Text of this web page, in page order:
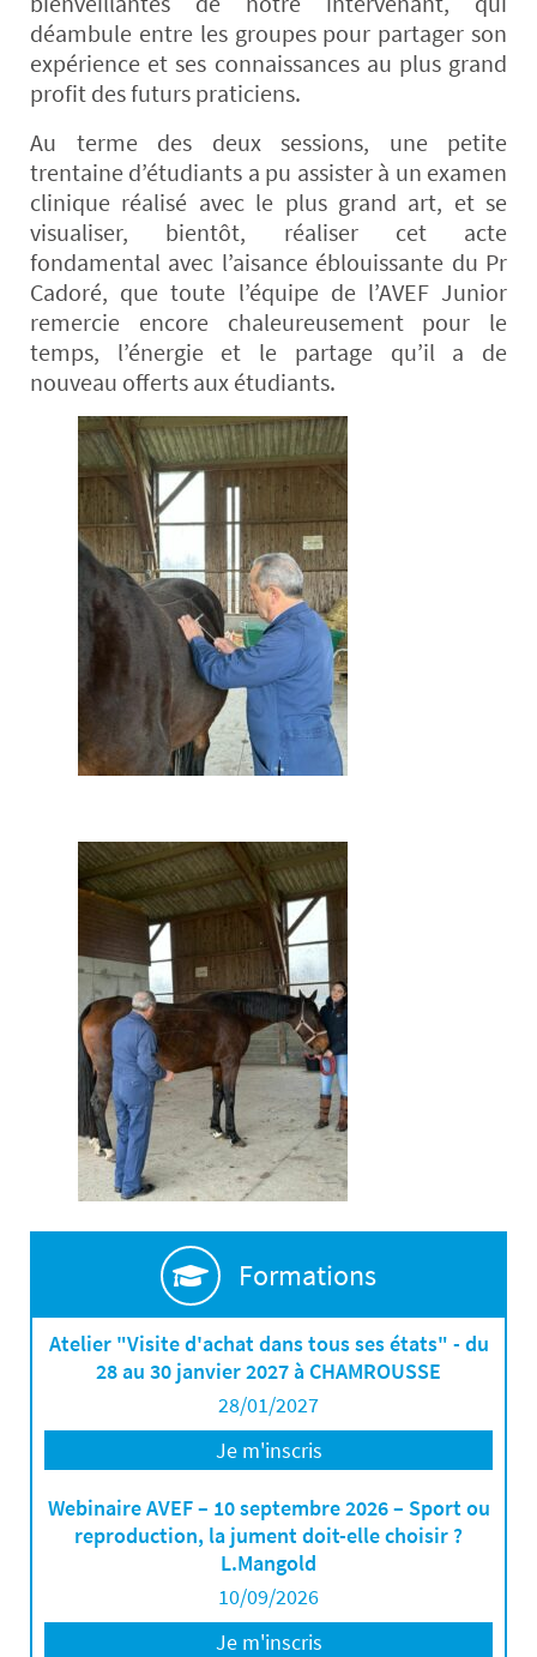
déambule entre les groupes pour partager son
expérience et ses connaissances au plus grand
profit des futurs praticiens.
Au terme des deux sessions, une petite
trentaine d’étudiants a pu assister à un examen
clinique réalisé avec le plus grand art, et se
visualiser, bientôt, réaliser cet acte
fondamental avec l’aisance éblouissante du Pr
Cadoré, que toute l’équipe de l’AVEF Junior
remercie encore chaleureusement pour le
temps, l’énergie et le partage qu’il a de
nouveau offerts aux étudiants.
Formations
Atelier "Visite d'achat dans tous ses états" - du
28 au 30 janvier 2027 à CHAMROUSSE
28/01/2027
Je m'inscris
Webinaire AVEF – 10 septembre 2026 – Sport ou
reproduction, la jument doit-elle choisir ?
L.Mangold
10/09/2026
Je m'inscris